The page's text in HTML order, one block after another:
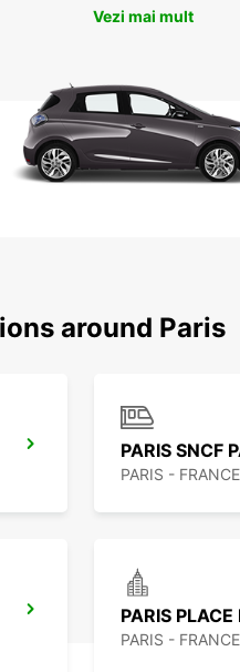
Vezi mai mult
around Paris
PARIS - FRANCE
PARIS
PARIS - FRANCE